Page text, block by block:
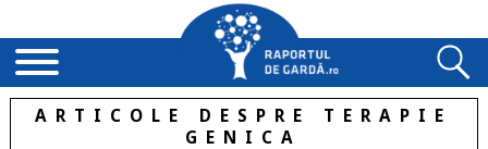
ARTICOLE DESPRE TERAPIE
GENICA